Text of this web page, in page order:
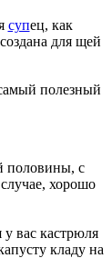
супец, как
для щей
полезный
половины, с
хорошо
у вас кастрюля
кладу на